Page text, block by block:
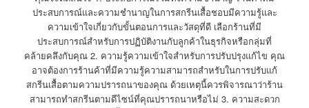
ประสบการณ์และความชำนาญในการสกรีนเสื้อชอบมีความรู้และ
ความเข้าใจเกี่ยวกับขั้นตอนการและวัสดุที่ดี เลือกร้านที่มี
ประสบการณ์สำหรับการปฏิบัติงานกับลูกค้าในธุรกิจหรือกลุ่มที่
คล้ายคลึงกับคุณ 2. ความรู้ความเข้าใจสำหรับการปรับปรุงแก้ไข คุณ
อาจต้องการร้านค้าที่มีความรู้ความสามารถสำหรับในการปรับแก้
สกรีนเสื้อตามความปรารถนาของคุณ ด้วยเหตุนี้ควรพิจารณาว่าร้าน
สามารถทำสกรีนตามดีไซน์ที่คุณปรารถนาหรือไม่ 3. ความสะดวก